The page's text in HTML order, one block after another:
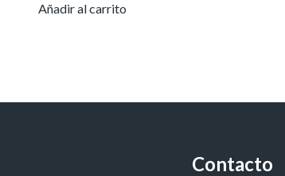
Añadir al carrito
Contacto